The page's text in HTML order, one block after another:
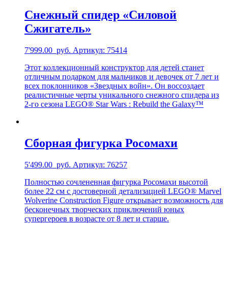
Снежный спидер «Силовой
Сжигатель»
7'999.00 руб. Артикул: 75414
Этот коллекционный конструктор для детей станет
отличным подарком для мальчиков и девочек от 7 лет и
всех поклонников «Звездных войн». Он воссоздает
реалистичные черты уникального снежного спидера из
2-го сезона LEGO® Star Wars : Rebuild the Galaxy™
Сборная фигурка Росомахи
5'499.00 руб. Артикул: 76257
Полностью сочлененная фигурка Росомахи высотой
более 22 см с достоверной детализацией LEGO® Marvel
Wolverine Construction Figure открывает возможность для
бесконечных творческих приключений юных
супергероев в возрасте от 8 лет и старше.